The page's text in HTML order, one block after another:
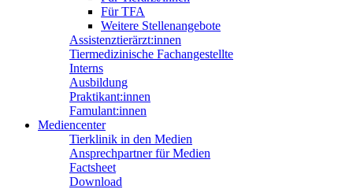
Für TFA
Weitere Stellenangebote
Assistenztierärzt:innen
Tiermedizinische Fachangestellte
Interns
Ausbildung
Praktikant:innen
Famulant:innen
Mediencenter
Tierklinik in den Medien
Ansprechpartner für Medien
Factsheet
Download